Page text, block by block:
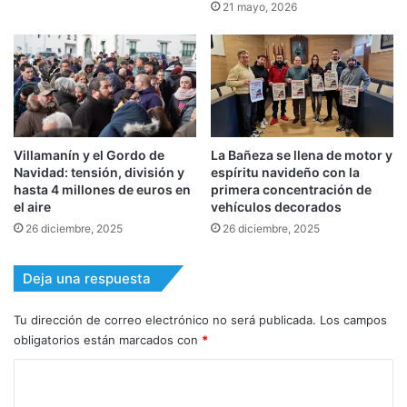
21 mayo, 2026
Villamanín y el Gordo de
Navidad: tensión, división y
hasta 4 millones de euros en
el aire
26 diciembre, 2025
La Bañeza se llena de motor y
espíritu navideño con la
primera concentración de
vehículos decorados
26 diciembre, 2025
Deja una respuesta
Tu dirección de correo electrónico no será publicada. Los campos
obligatorios están marcados con *